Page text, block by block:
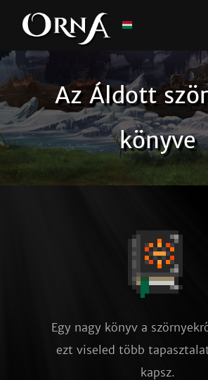
Az Áldott
könyve
Egy nagy könyv a
ezt viseled több
kapsz.